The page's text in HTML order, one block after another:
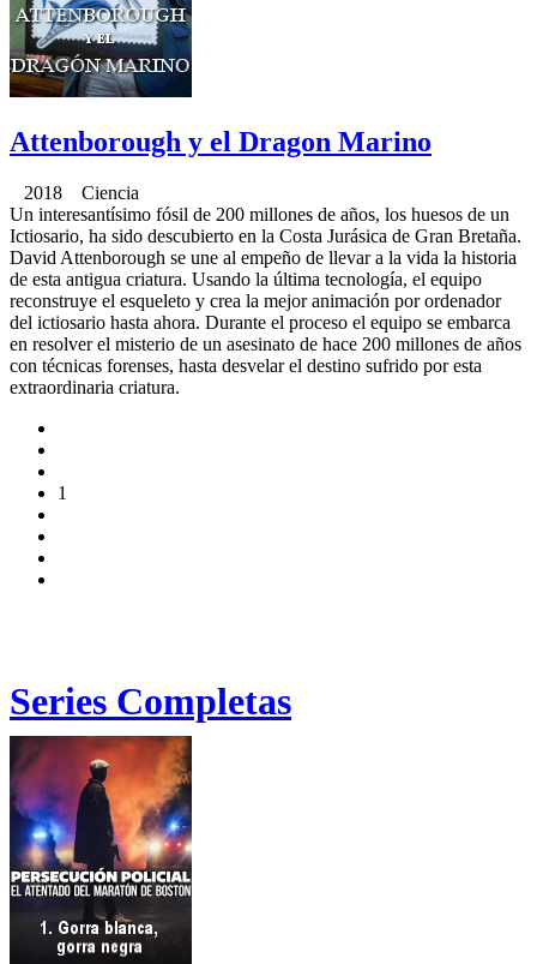
Attenborough y el Dragon Marino
2018 Ciencia
Un interesantísimo fósil de 200 millones de años, los huesos de un
Ictiosario, ha sido descubierto en la Costa Jurásica de Gran Bretaña.
David Attenborough se une al empeño de llevar a la vida la historia
de esta antigua criatura. Usando la última tecnología, el equipo
reconstruye el esqueleto y crea la mejor animación por ordenador
del ictiosario hasta ahora. Durante el proceso el equipo se embarca
en resolver el misterio de un asesinato de hace 200 millones de años
con técnicas forenses, hasta desvelar el destino sufrido por esta
extraordinaria criatura.
1
Series Completas